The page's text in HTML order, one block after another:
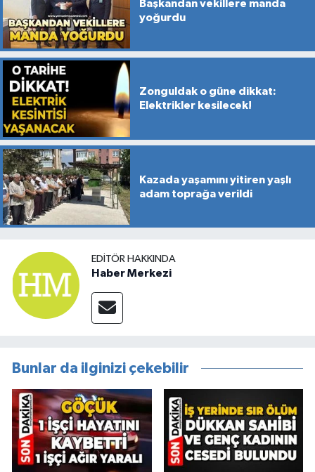
Başkandan vekillere manda
yoğurdu
Zonguldak o güne dikkat:
Elektrikler kesilecek!
Kazada yaşamını yitiren yaşlı
adam toprağa verildi
EDITÖR HAKKINDA
Haber Merkezi
Bunlar da ilginizi çekebilir